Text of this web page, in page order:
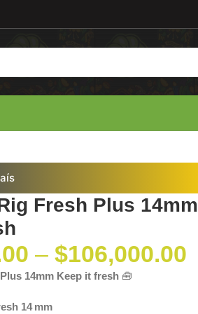
Fresh Plus 14mm
– $106,000.00
14mm Keep it fresh 🧰
14 mm